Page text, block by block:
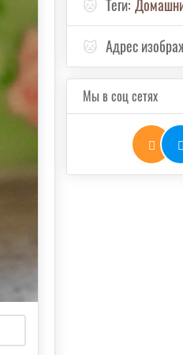
🐱 Теги:
🐱 Адрес
Мы в соц сетях